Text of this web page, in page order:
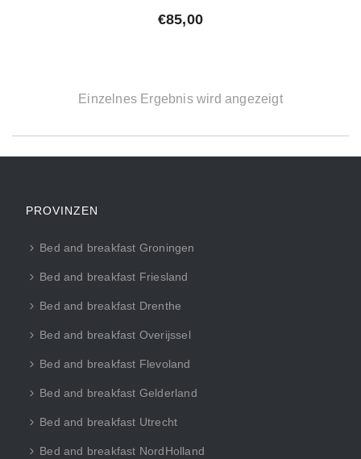
€85,00
Einzelnes Ergebnis wird angezeigt
PROVINZEN
Bed and breakfast Groningen
Bed and breakfast Friesland
Bed and breakfast Drenthe
Bed and breakfast Overijssel
Bed and breakfast Flevoland
Bed and breakfast Gelderland
Bed and breakfast Utrecht
Bed and breakfast NordHolland